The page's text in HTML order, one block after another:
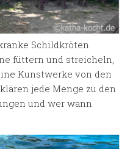
Schildkröten
füttern und streicheln,
Kunstwerke von den
jede Menge zu den
und wer wann